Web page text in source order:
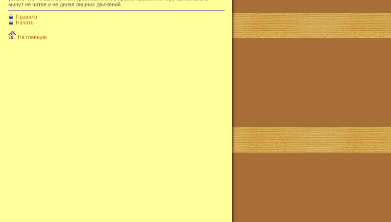
минут не читая и не делая лишних движений...
Правила
Начать
На главную